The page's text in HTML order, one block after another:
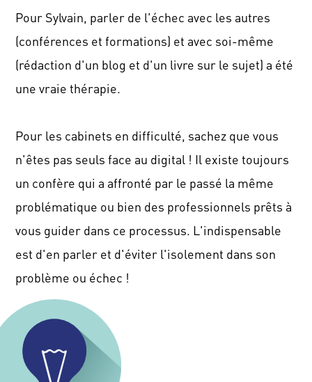
Pour Sylvain, parler de l'échec avec les autres
(conférences et formations) et avec soi-même
(rédaction d'un blog et d'un livre sur le sujet) a été
une vraie thérapie.
Pour les cabinets en difficulté, sachez que vous
n'êtes pas seuls face au digital ! Il existe toujours
un confère qui a affronté par le passé la même
problématique ou bien des professionnels prêts à
vous guider dans ce processus. L'indispensable
est d'en parler et d'éviter l'isolement dans son
problème ou échec !